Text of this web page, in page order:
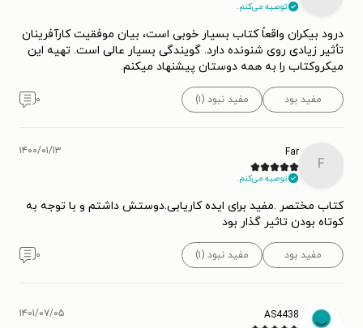
توصیه می‌کنم.
درود بیکران واقعاً کتاب بسیار خوبی است، بیان موفقیت کارآفرینان
تأثیر زیادی روی شنونده دارد. گویندگی بسیار عالی است‌. تهیه این
میکروکتاب را به همه دوستان پیشنهاد میکنم.
مفید بود مفید نبود (۱) ۰
F
Far
توصیه می‌کنم.
۱۴۰۰/۰۱/۱۳
کتاب مختصر .مفید برای ایده کاریابی.دوستش داشتم و با توجه به
کوتاه بودن تاثیر گذار بود
مفید بود مفید نبود (۱) ۰
AS4438 ۱۴۰۱/۰۷/۰۵